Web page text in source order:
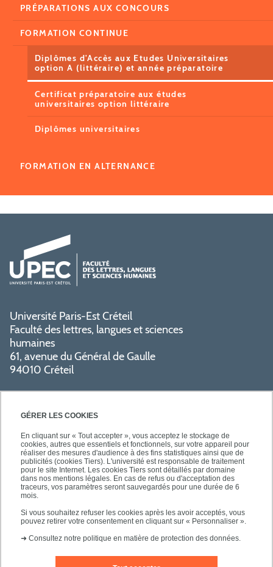
GÉRER LES COOKIES
En cliquant sur « Tout accepter », vous acceptez le stockage de
cookies, autres que essentiels et fonctionnels, sur votre appareil pour
réaliser des mesures d'audience à des fins statistiques ainsi que de
publicités (cookies Tiers). L'université est responsable de traitement
pour le site Internet. Les cookies Tiers sont détaillés par domaine
dans nos mentions légales. En cas de refus ou d'acceptation des
traceurs, vos paramètres seront sauvegardés pour une durée de 6
mois.
Si vous souhaitez refuser les cookies après les avoir acceptés, vous
pouvez retirer votre consentement en cliquant sur « Personnaliser ».
➜ Consultez notre politique en matière de protection des données.
PRÉPARATIONS AUX CONCOURS
FORMATION CONTINUE
Diplômes d'Accès aux Etudes Universitaires
option A (littéraire) et année préparatoire
Certificat préparatoire aux études
universitaires option littéraire
Diplômes universitaires
FORMATION EN ALTERNANCE
Université Paris-Est Créteil
Faculté des lettres, langues et sciences
humaines
61, avenue du Général de Gaulle
94010 Créteil
PRATIQUE
NOS FORMATIONS